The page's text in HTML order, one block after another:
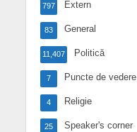
Extern
797
General
83
Politică
11,407
Puncte de vedere
7
Religie
4
Speaker's corner
25